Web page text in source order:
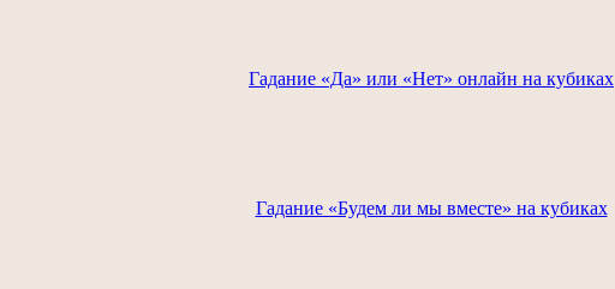
Гадание «Да» или «Нет» онлайн на кубиках
Гадание «Будем ли мы вместе» на кубиках